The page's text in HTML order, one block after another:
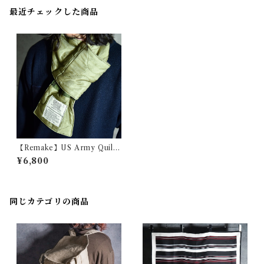
最近チェックした商品
【Remake】US Army Quilt
& Fleece Muffler M65 アメ
リカ軍 キルトライナー フリー
¥6,800
同じカテゴリの商品